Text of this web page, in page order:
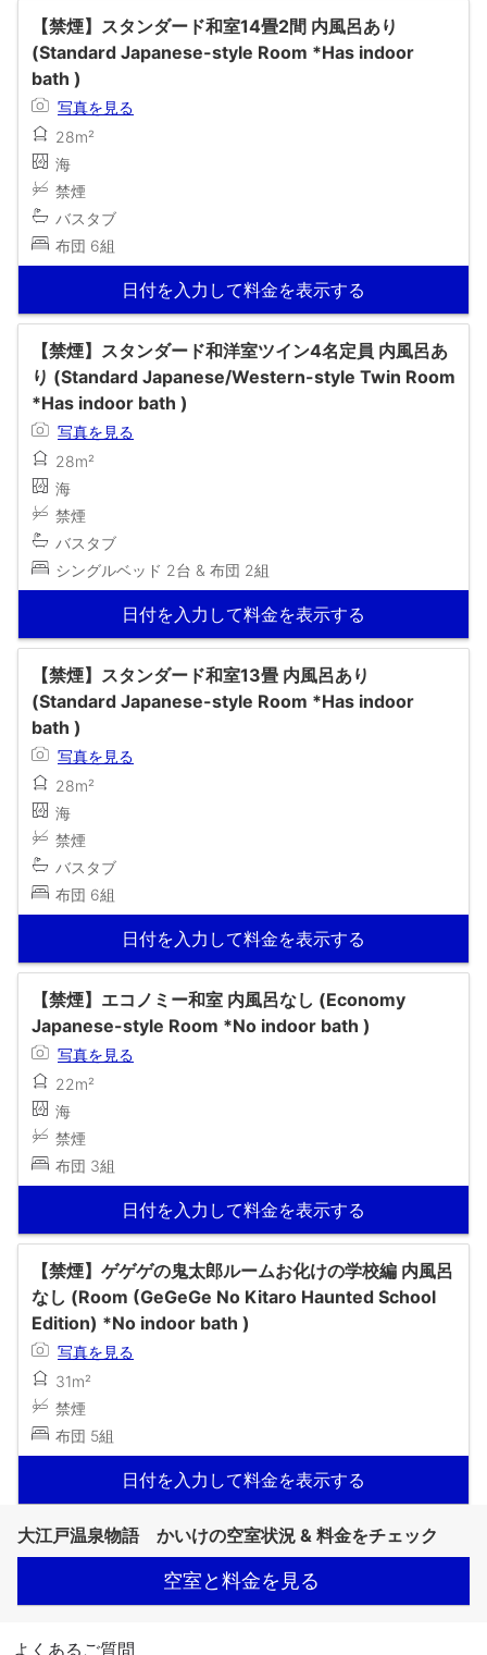
【禁煙】スタンダード和室14畳2間 内風呂あり
(Standard Japanese-style Room *Has indoor
bath )
写真を見る
28m²
海
禁煙
バスタブ
布団 6組
日付を入力して料金を表示する
【禁煙】スタンダード和洋室ツイン4名定員 内風呂あ
り (Standard Japanese/Western-style Twin Room
*Has indoor bath )
写真を見る
28m²
海
禁煙
バスタブ
シングルベッド 2台 & 布団 2組
日付を入力して料金を表示する
【禁煙】スタンダード和室13畳 内風呂あり
(Standard Japanese-style Room *Has indoor
bath )
写真を見る
28m²
海
禁煙
バスタブ
布団 6組
日付を入力して料金を表示する
【禁煙】エコノミー和室 内風呂なし (Economy
Japanese-style Room *No indoor bath )
写真を見る
22m²
海
禁煙
布団 3組
日付を入力して料金を表示する
【禁煙】ゲゲゲの鬼太郎ルームお化けの学校編 内風呂
なし (Room (GeGeGe No Kitaro Haunted School
Edition) *No indoor bath )
写真を見る
31m²
禁煙
布団 5組
日付を入力して料金を表示する
大江戸温泉物語 かいけの空室状況 & 料金をチェック
空室と料金を見る
よくあるご質問